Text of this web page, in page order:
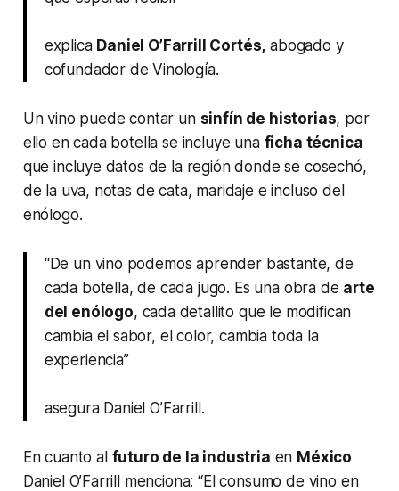
explica Daniel O’Farrill Cortés, abogado y
cofundador de Vinología.
Un vino puede contar un sinfín de historias, por
ello en cada botella se incluye una ficha técnica
que incluye datos de la región donde se cosechó,
de la uva, notas de cata, maridaje e incluso del
enólogo.
“De un vino podemos aprender bastante, de
cada botella, de cada jugo. Es una obra de arte
del enólogo, cada detallito que le modifican
cambia el sabor, el color, cambia toda la
experiencia”
asegura Daniel O’Farrill.
En cuanto al futuro de la industria en México
Daniel O’Farrill menciona: “El consumo de vino en